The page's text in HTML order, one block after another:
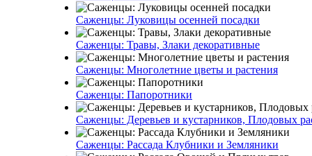
Саженцы: Луковицы осенней посадки
Саженцы: Травы, Злаки декоративные
Саженцы: Многолетние цветы и растения
Саженцы: Папоротники
Саженцы: Деревьев и кустарников, Плодовых
Саженцы: Рассада Клубники и Земляники